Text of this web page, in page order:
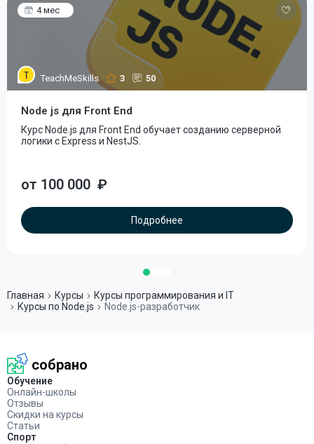
4 мес
TeachMeSkills 3 50
Node js для Front End
Курс Node.js для Front End обучает созданию серверной
логики с Express и NestJS.
от 100 000 ₽
Подробнее
Главная Курсы
Курсы программирования и IT
Курсы по Node.js
Node.js-разработчик
собрано
Обучение
Онлайн-школы
Отзывы
Скидки на курсы
Статьи
Спорт